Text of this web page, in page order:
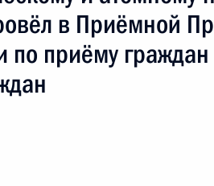
среда
по поручению Президента
технологическому и
в Приёмной
по приёму